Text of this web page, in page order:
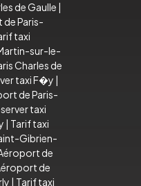
de Gaulle
Paris-
taxi
sur-le-
Charles de
taxi F�y
de Paris-
taxi
Tarif taxi
Gibrien-
de
de
Tarif taxi